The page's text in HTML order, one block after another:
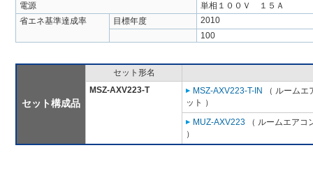
電源
単相１００Ｖ １５Ａ
省エネ基準達成率
目標年度
2010
100
セット構成品
セット形名
MSZ-AXV223-T
MSZ-AXV223-T-IN
（ ルーム
ット ）
MUZ-AXV223 （ ルームエアコ
）